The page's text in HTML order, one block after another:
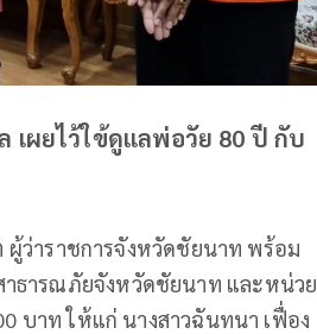
เผยไว้ใข้ดูแลพ่อวัย 80 ปี กับ
ผู้ว่าราชการจังหวัดชัยนาท พร้อม
ธารณภัยจังหวัดชัยนาท และหน่วย
บาท ให้แก่ นางสาวฉันทนา เฟื่อง